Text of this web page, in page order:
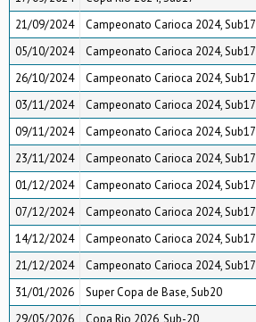
21/09/2024
Campeonato Carioca 2024, Sub17
05/10/2024
Campeonato Carioca 2024, Sub17
26/10/2024
Campeonato Carioca 2024, Sub17
03/11/2024
Campeonato Carioca 2024, Sub17
09/11/2024
Campeonato Carioca 2024, Sub17
23/11/2024
Campeonato Carioca 2024, Sub17
01/12/2024
Campeonato Carioca 2024, Sub17
07/12/2024
Campeonato Carioca 2024, Sub17
14/12/2024
Campeonato Carioca 2024, Sub17
21/12/2024
Campeonato Carioca 2024, Sub17
31/01/2026
Super Copa de Base, Sub20
29/05/2026
Copa Rio 2026, Sub-20